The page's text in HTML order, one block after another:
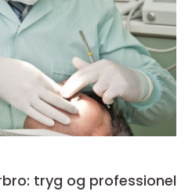
tryg og professionel